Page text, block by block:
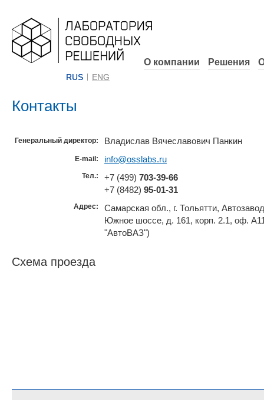
RUS ENG
О компании Решения
Контакты
Генеральный директор: Владислав Вячеславович Панкин
E-mail: info@osslabs.ru
Тел.: +7 (499) 703-39-66
+7 (8482) 95-01-31
Адрес:
Самарская обл., г. Тольятти,
Южное шоссе, д. 161, корп. 2.1, оф.
"АвтоВАЗ")
Схема проезда